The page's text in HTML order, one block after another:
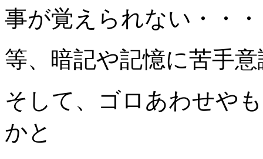
事が覚えられない・・・
等、 暗記や記憶に苦手
そして、ゴロあわせや
かと